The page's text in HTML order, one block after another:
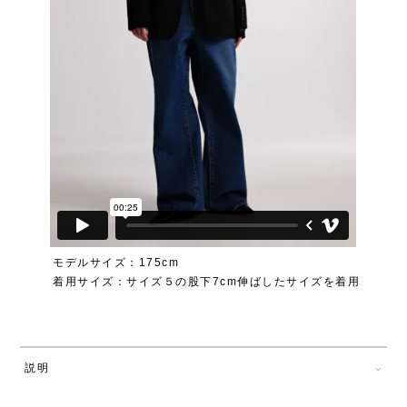
モデルサイズ：175cm
着用サイズ：サイズ５の股下7cm伸ばしたサイズを着用
説明